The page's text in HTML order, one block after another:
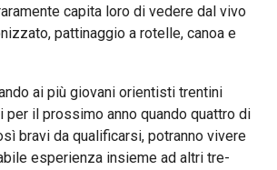
capita loro di vedere dal vivo
pattinaggio a rotelle, canoa e
ai più giovani orientisti trentini
per il prossimo anno quando quattro di
bravi da qualificarsi, potranno vivere
esperienza insieme ad altri tre-